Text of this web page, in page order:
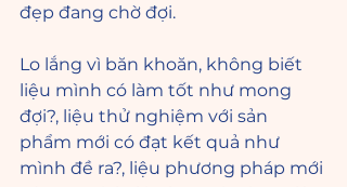
đẹp đang chờ đợi.
Lo lắng vì băn khoăn, không biết
liệu mình có làm tốt như mong
đợi?, liệu thử nghiệm với sản
phẩm mới có đạt kết quả như
mình đề ra?, liệu phương pháp mới